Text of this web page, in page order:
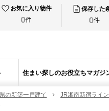
お気に入り物件
0件
保存した
0件
住まい探しのお役立ちマガジ
の新築一戸建て
JR湘南新宿ライ